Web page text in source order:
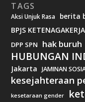
TAGS
Aksi Unjuk Rasa berita
BPJS
DPP SPN hak buruh
HUBUNGAN
Jakarta JAMINAN
kesejahteraan
kesetaraan gender